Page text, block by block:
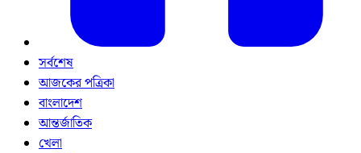
সর্বশেষ
আজকের পত্রিকা
বাংলাদেশ
আন্তর্জাতিক
খেলা